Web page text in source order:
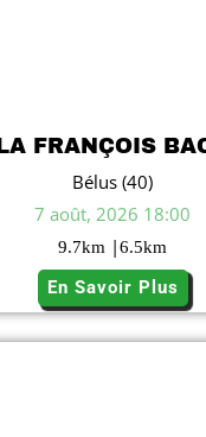
LA FRANÇOIS
Bélus (40)
7 août, 2026 18:00
9.7km |6.5km
En Savoir Plus